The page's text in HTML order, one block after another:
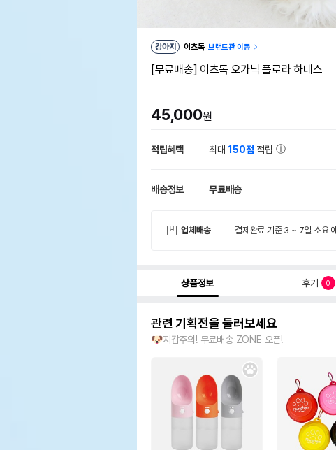
강아지 이츠독 브랜드관 이동
[무료배송] 이츠독 오가닉 플로라 하네스
45,000원
적립혜택 최대150점 적립
배송정보 무료배송
업체배송 결제완료 기준 3 ~ 7일 소요
상품정보 후기 0
관련 기획전을 둘러보세요
🐶지갑주의! 무료배송 ZONE 오픈!